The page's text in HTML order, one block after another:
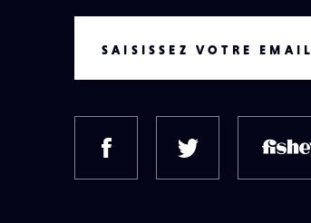
SAISISSEZ VOTRE EMAIL
FACEBOOK TWITTER